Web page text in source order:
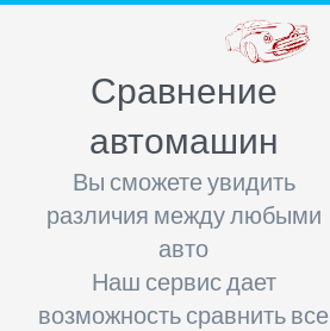
Сравнение
автомашин
Вы сможете увидить
различия между любыми
авто
Наш сервис дает
возможность сравнить все